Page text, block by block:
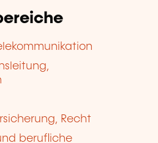
Recht
berufliche